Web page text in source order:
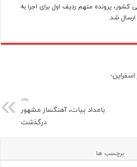
کشور، پرونده متهم ردیف اول برای اجرا به
شد.
بعد
بامداد بیات، آهنگساز مشهور
درگذشت
برچسب ها